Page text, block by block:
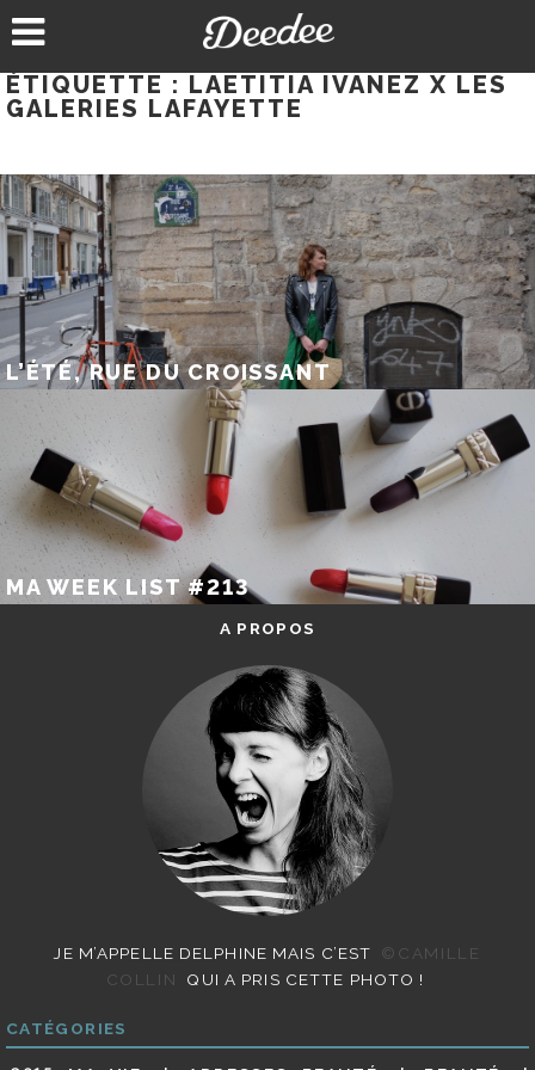
au
ÉTIQUETTE : LAETITIA IVANEZ X LES
GALERIES LAFAYETTE
L’ÉTÉ, RUE DU CROISSANT
MA WEEK LIST #213
A PROPOS
JE M’APPELLE DELPHINE MAIS C’EST
©CAMILLE
COLLIN
QUI A PRIS CETTE PHOTO !
CATÉGORIES